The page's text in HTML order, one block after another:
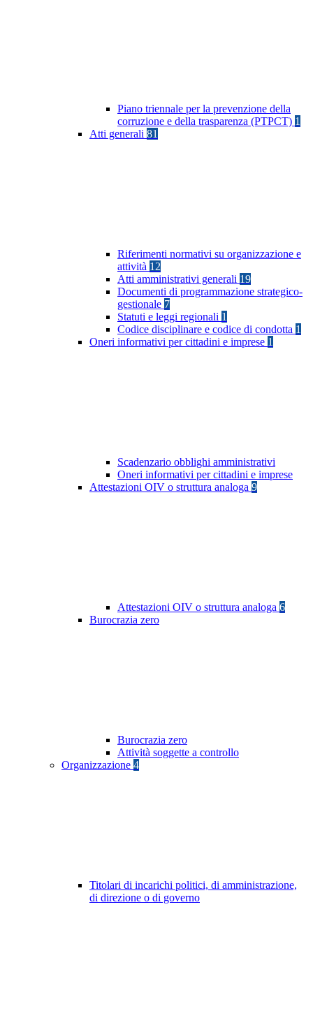
Piano triennale per la prevenzione della
corruzione e della trasparenza (PTPCT) 1
Atti generali 81
Riferimenti normativi su organizzazione e
attività 12
Atti amministrativi generali 19
Documenti di programmazione strategico-
gestionale 7
Statuti e leggi regionali 1
Codice disciplinare e codice di condotta 1
Oneri informativi per cittadini e imprese 1
Scadenzario obblighi amministrativi
Oneri informativi per cittadini e imprese
Attestazioni OIV o struttura analoga 9
Attestazioni OIV o struttura analoga 6
Burocrazia zero
Burocrazia zero
Attività soggette a controllo
Organizzazione 4
Titolari di incarichi politici, di amministrazione,
di direzione o di governo